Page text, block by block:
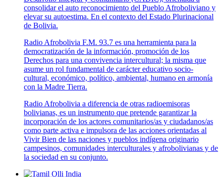
consolidar el auto reconocimiento del Pueblo Afroboliviano y
elevar su autoestima. En el contexto del Estado Plurinacional
de Bolivia.
Radio Afrobolivia F.M. 93.7 es una herramienta para la
democratización de la información, promoción de los
Derechos para una convivencia intercultural; la misma que
asume un rol fundamental de carácter educativo socio-
cultural, económico, político, ambiental, humano en armonía
con la Madre Tierra.
Radio Afrobolivia a diferencia de otras radioemisoras
bolivianas, es un instrumento que pretende garantizar la
incorporación de los actores comunitarios/as y ciudadanos/as
como parte activa e impulsora de las acciones orientadas al
Vivir Bien de las naciones y pueblos indígena originario
campesinos, comunidades interculturales y afrobolivianas y de
la sociedad en su conjunto.